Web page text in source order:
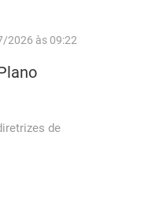
2026 às 09:22
de